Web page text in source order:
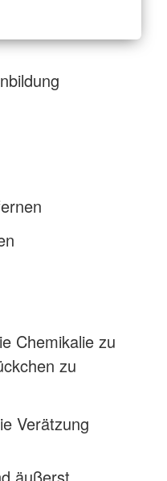
Chemikalie zu
zu
Verätzung